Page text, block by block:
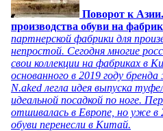
Поворот к
производства обуви на
партнерской фабрики для
непростой. Сегодня многие
свои коллекции на фабриках в
основанного в 2019 году
N.aked легла идея выпуска
идеальной посадкой по ноге.
отшивалась в Европе, но уже в
обуви перенесли в Китай.